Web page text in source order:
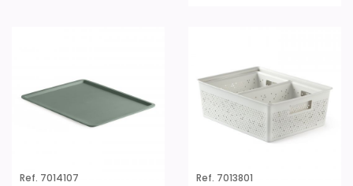
Ref. 7014107 Ref. 7013801